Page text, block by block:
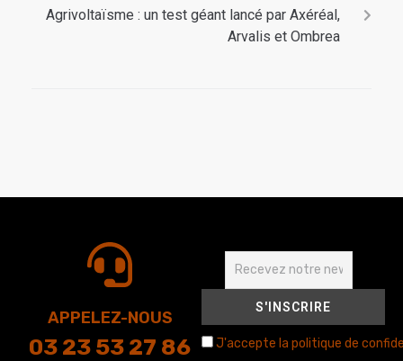
Agrivoltaïsme : un test géant lancé par Axéréal,
Arvalis et Ombrea
APPELEZ-NOUS
03 23 53 27 86 J'accepte la politique de